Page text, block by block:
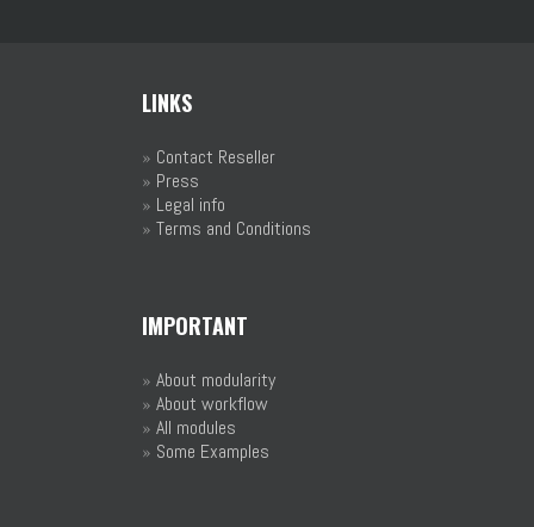
LINKS
» Contact Reseller
» Press
» Legal info
» Terms and Conditions
IMPORTANT
» About modularity
» About workflow
» All modules
» Some Examples